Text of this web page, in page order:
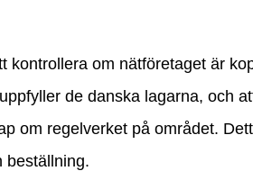
kontrollera om nätföretaget är
de danska lagarna, och
om regelverket på området.
beställning.